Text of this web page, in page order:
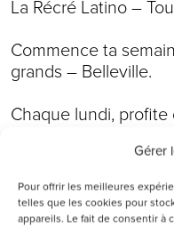
Gérer
Pour offrir les meilleures
telles que les cookies pour
appareils. Le fait de consentir à
La Récré Latino –
Commence ta
grands – Belleville.
Chaque lundi, profite
Soirée SBK